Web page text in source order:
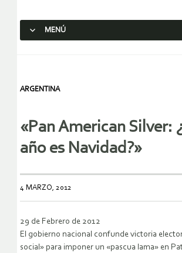
MENÚ
ARGENTINA
«Pan American Silver:
año es Navidad?»
4 MARZO, 2012
29 de Febrero de 2012
El gobierno nacional confunde victoria
social» para imponer un «pascua lama» en